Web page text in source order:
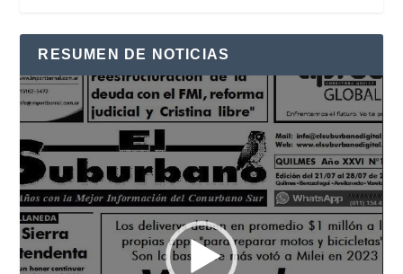
RESUMEN DE NOTICIAS
Reproductor
de
vídeo